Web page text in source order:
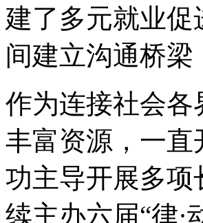
建了多元就业
间建立沟通桥
作为连接社会各
丰富资源，一
功主导开展多项
续主办六届“律·